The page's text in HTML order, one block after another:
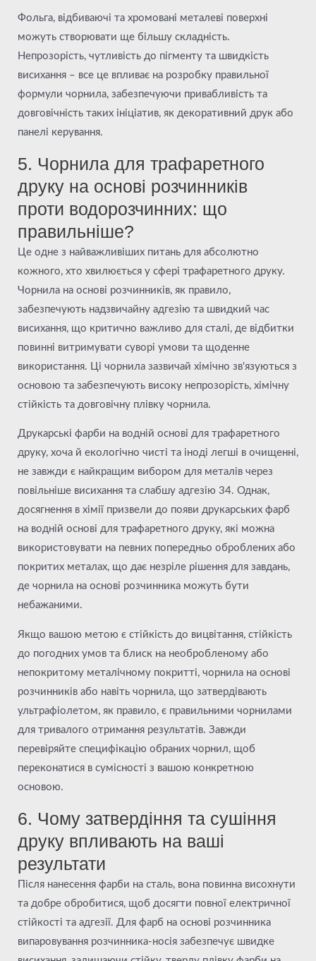
Фольга, відбиваючі та хромовані металеві поверхні
можуть створювати ще більшу складність.
Непрозорість, чутливість до пігменту та швидкість
висихання – все це впливає на розробку правильної
формули чорнила, забезпечуючи привабливість та
довговічність таких ініціатив, як декоративний друк або
панелі керування.
5. Чорнила для трафаретного
друку на основі розчинників
проти водорозчинних: що
правильніше?
Це одне з найважливіших питань для абсолютно
кожного, хто хвилюється у сфері трафаретного друку.
Чорнила на основі розчинників, як правило,
забезпечують надзвичайну адгезію та швидкий час
висихання, що критично важливо для сталі, де відбитки
повинні витримувати суворі умови та щоденне
використання. Ці чорнила зазвичай хімічно зв'язуються з
основою та забезпечують високу непрозорість, хімічну
стійкість та довговічну плівку чорнила.
Друкарські фарби на водній основі для трафаретного
друку, хоча й екологічно чисті та іноді легші в очищенні,
не завжди є найкращим вибором для металів через
повільніше висихання та слабшу адгезію 34. Однак,
досягнення в хімії призвели до появи друкарських фарб
на водній основі для трафаретного друку, які можна
використовувати на певних попередньо оброблених або
покритих металах, що дає незріле рішення для завдань,
де чорнила на основі розчинника можуть бути
небажаними.
Якщо вашою метою є стійкість до вицвітання, стійкість
до погодних умов та блиск на необробленому або
непокритому металічному покритті, чорнила на основі
розчинників або навіть чорнила, що затвердівають
ультрафіолетом, як правило, є правильними чорнилами
для тривалого отримання результатів. Завжди
перевіряйте специфікацію обраних чорнил, щоб
переконатися в сумісності з вашою конкретною
основою.
6. Чому затвердіння та сушіння
друку впливають на ваші
результати
Після нанесення фарби на сталь, вона повинна висохнути
та добре обробитися, щоб досягти повної електричної
стійкості та адгезії. Для фарб на основі розчинника
випаровування розчинника-носія забезпечує швидке